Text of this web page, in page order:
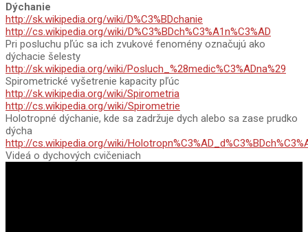
Dýchanie
http://sk.wikipedia.org/wiki/D%C3%BDchanie
http://cs.wikipedia.org/wiki/D%C3%BDch%C3%A1n%C3%AD
Pri posluchu pľúc sa ich zvukové fenomény označujú ako
dýchacie šelesty
http://sk.wikipedia.org/wiki/Posluch_%28medic%C3%ADna%29
Spirometrické vyšetrenie kapacity pľúc
http://sk.wikipedia.org/wiki/Spirometria
http://cs.wikipedia.org/wiki/Spirometrie
Holotropné dýchanie, kde sa zadržuje dych alebo sa zase prudko
dýcha
http://cs.wikipedia.org/wiki/
Videá o dychových cvičeniach